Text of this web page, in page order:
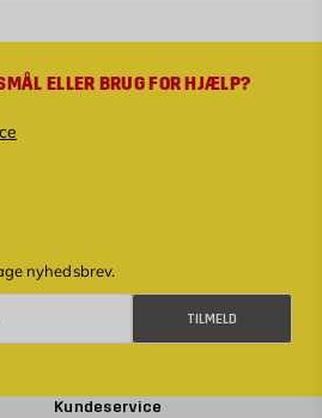
ELLER BRUG FOR HJÆLP?
nyhedsbrev.
TILMELD
Kundeservice